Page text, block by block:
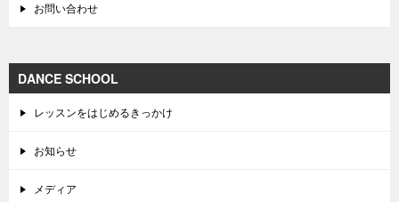
お問い合わせ
DANCE SCHOOL
レッスンをはじめるきっかけ
お知らせ
メディア